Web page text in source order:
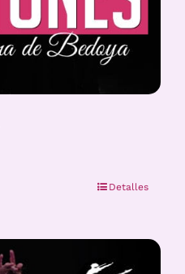
Detalles